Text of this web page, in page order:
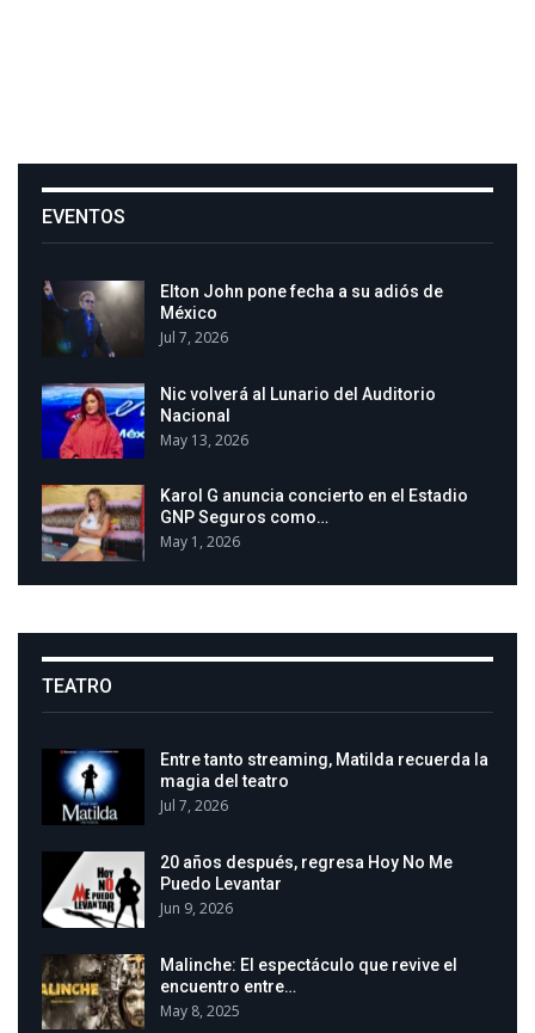
EVENTOS
Elton John pone fecha a su adiós de
México
Jul 7, 2026
Nic volverá al Lunario del Auditorio
Nacional
May 13, 2026
Karol G anuncia concierto en el Estadio
GNP Seguros como…
May 1, 2026
TEATRO
Entre tanto streaming, Matilda recuerda la
magia del teatro
Jul 7, 2026
20 años después, regresa Hoy No Me
Puedo Levantar
Jun 9, 2026
Malinche: El espectáculo que revive el
encuentro entre…
May 8, 2025